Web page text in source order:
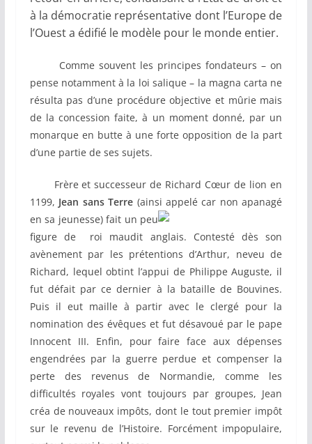
à la démocratie représentative dont l’Europe de
l’Ouest a édifié le modèle pour le monde entier.
Comme souvent les principes fondateurs – on
pense notamment à la loi salique – la magna carta ne
résulta pas d’une procédure objective et mûrie mais
de la concession faite, à un moment donné, par un
monarque en butte à une forte opposition de la part
d’une partie de ses sujets.
Frère et successeur de Richard Cœur de lion en
1199, Jean sans Terre (ainsi appelé car non apanagé
en sa jeunesse) fait un peu
figure de roi maudit anglais. Contesté dès son
avènement par les prétentions d’Arthur, neveu de
Richard, lequel obtint l’appui de Philippe Auguste, il
fut défait par ce dernier à la bataille de Bouvines.
Puis il eut maille à partir avec le clergé pour la
nomination des évêques et fut désavoué par le pape
Innocent III. Enfin, pour faire face aux dépenses
engendrées par la guerre perdue et compenser la
perte des revenus de Normandie, comme les
difficultés royales vont toujours par groupes, Jean
créa de nouveaux impôts, dont le tout premier impôt
sur le revenu de l’Histoire. Forcément impopulaire,